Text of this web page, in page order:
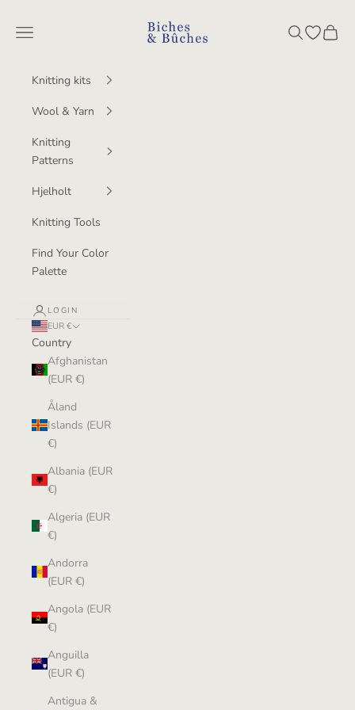
BichesetBuches
Navigation menu SearchOpen
Cart
Knitting kits
Wool & Yarn
Knitting
Patterns
Hjelholt
Knitting Tools
Find Your Color
Palette
LOGIN
EUR €
Country
Afghanistan
(EUR €)
Åland
Islands (EUR
€)
Albania (EUR
€)
Algeria (EUR
€)
Andorra
(EUR €)
Angola (EUR
€)
Anguilla
(EUR €)
Antigua &